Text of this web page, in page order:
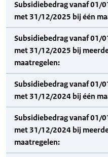
Subsidiebedrag vanaf 01/
met 31/12/2025 bij één
Subsidiebedrag vanaf 01/
met 31/12/2025 bij
maatregelen:
Subsidiebedrag vanaf 01/
met 31/12/2024 bij één
Subsidiebedrag vanaf 01/
met 31/12/2024 bij
maatregelen: